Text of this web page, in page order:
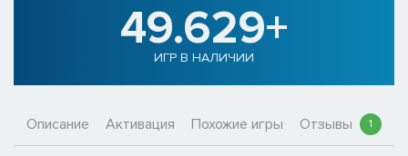
49.629+
ИГР В НАЛИЧИИ
Описание Активация Похожие игры Отзывы 1